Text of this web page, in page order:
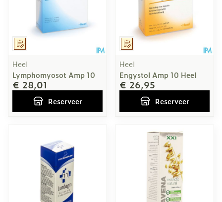
Op voorschrift
Heel
Lymphomyosot Amp 10
€ 28,01
Reserveer
Op voorschrift
Heel
Engystol Amp 10 Heel
€ 26,95
Reserveer